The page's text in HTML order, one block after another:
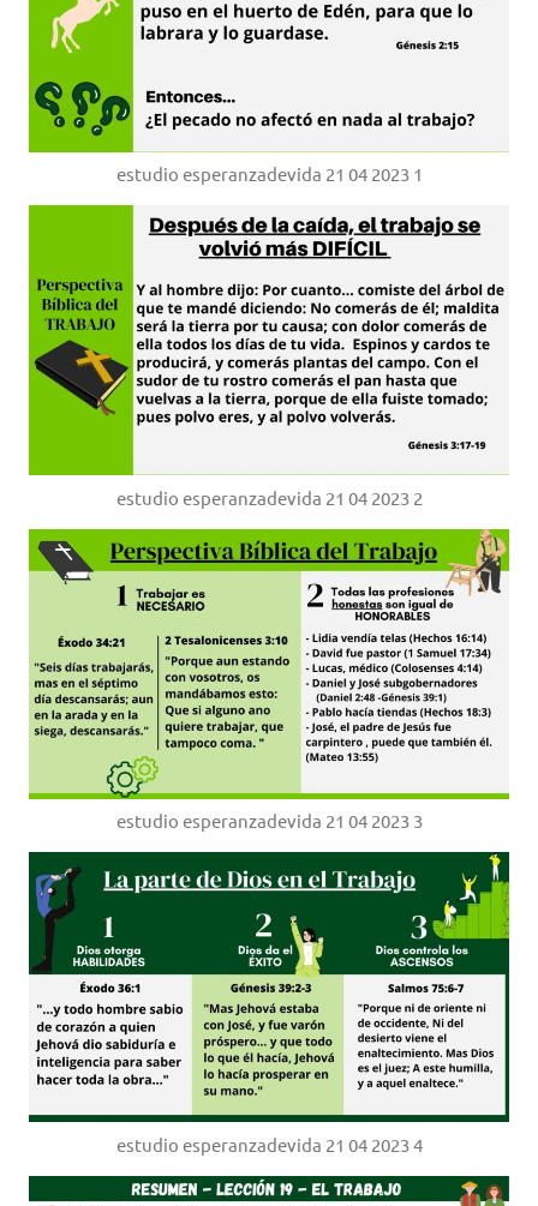
estudio esperanzadevida 21 04 2023 1
estudio esperanzadevida 21 04 2023 2
estudio esperanzadevida 21 04 2023 3
estudio esperanzadevida 21 04 2023 4